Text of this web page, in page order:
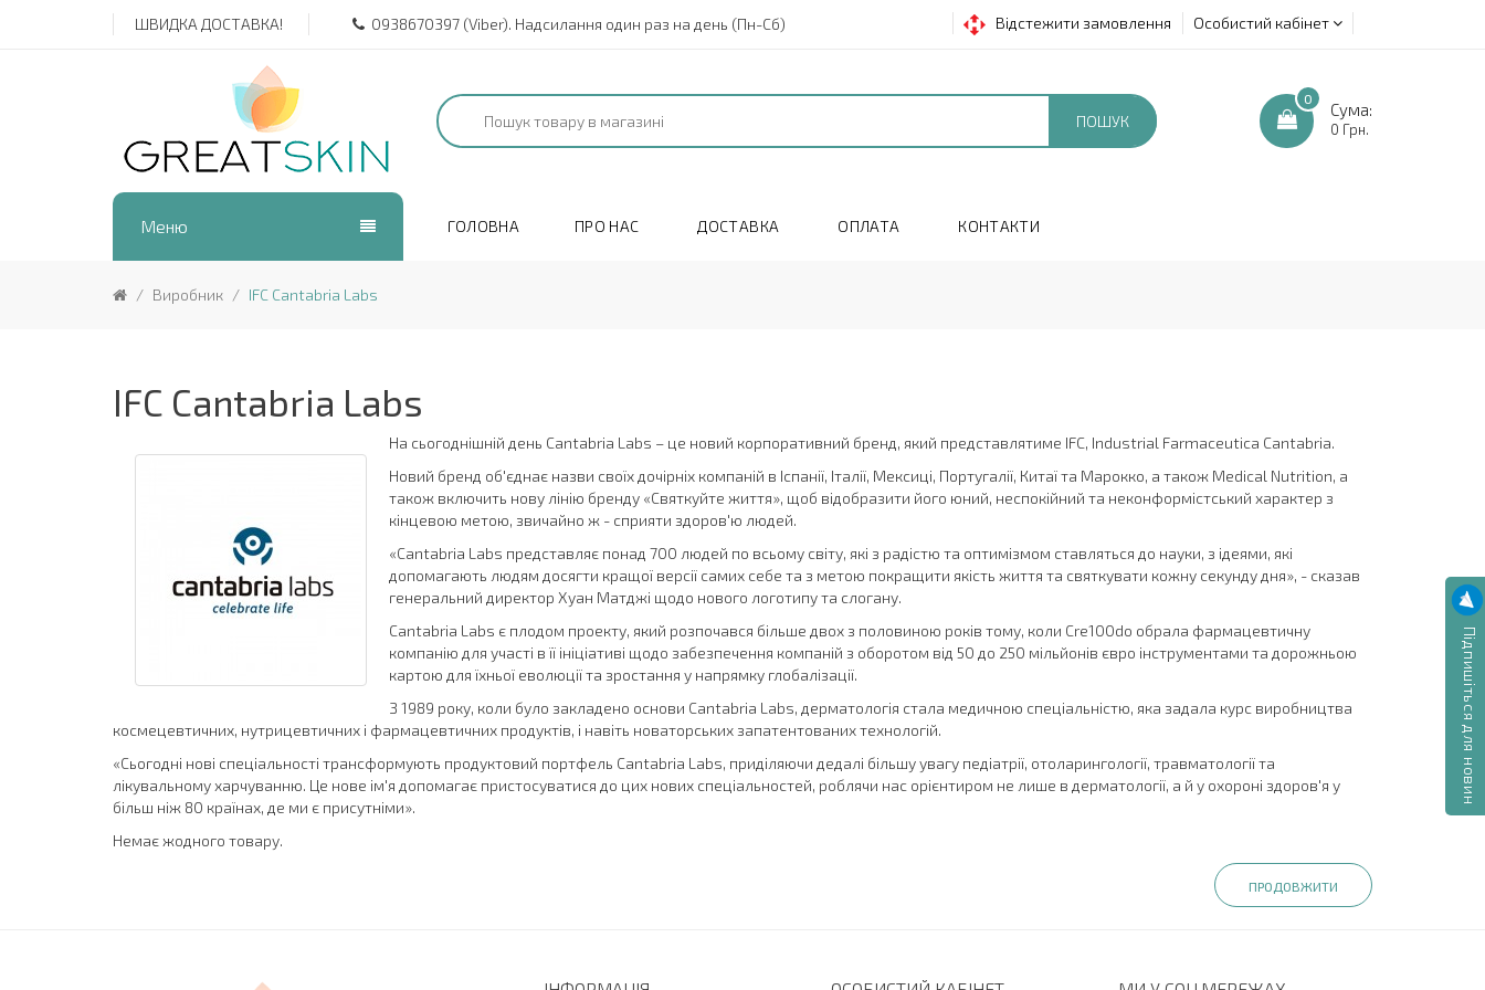
Підпишіться для новин
ШВИДКА ДОСТАВКА! 0938670397 (Viber). Надсилання один раз на день (Пн-Сб) Відстежити замовлення Особистий кабінет
ПОШУК
0
Сума:
0 Грн.
Меню ГОЛОВНА ПРО НАС ДОСТАВКА ОПЛАТА КОНТАКТИ
Виробник IFC Cantabria Labs
IFC Cantabria Labs
На сьогоднішній день Cantabria Labs – це новий корпоративний бренд, який представлятиме IFC, Industrial Farmaceutica Cantabria.
Новий бренд об'єднає назви своїх дочірніх компаній в Іспанії, Італії, Мексиці, Португалії, Китаї та Марокко, а також Medical Nutrition, а
також включить нову лінію бренду «Святкуйте життя», щоб відобразити його юний, неспокійний та неконформістський характер з
кінцевою метою, звичайно ж - сприяти здоров'ю людей.
«Cantabria Labs представляє понад 700 людей по всьому світу, які з радістю та оптимізмом ставляться до науки, з ідеями, які
допомагають людям досягти кращої версії самих себе та з метою покращити якість життя та святкувати кожну секунду дня», - сказав
генеральний директор Хуан Матджі щодо нового логотипу та слогану.
Cantabria Labs є плодом проекту, який розпочався більше двох з половиною років тому, коли Cre100do обрала фармацевтичну
компанію для участі в її ініціативі щодо забезпечення компаній з оборотом від 50 до 250 мільйонів євро інструментами та дорожньою
картою для їхньої еволюції та зростання у напрямку глобалізації.
З 1989 року, коли було закладено основи Cantabria Labs, дерматологія стала медичною спеціальністю, яка задала курс виробництва
космецевтичних, нутрицевтичних і фармацевтичних продуктів, і навіть новаторських запатентованих технологій.
«Сьогодні нові спеціальності трансформують продуктовий портфель Cantabria Labs, приділяючи дедалі більшу увагу педіатрії, отоларингології, травматології та
лікувальному харчуванню. Це нове ім'я допомагає пристосуватися до цих нових спеціальностей, роблячи нас орієнтиром не лише в дерматології, а й у охороні здоров'я у
більш ніж 80 країнах, де ми є присутніми».
Немає жодного товару.
ПРОДОВЖИТИ